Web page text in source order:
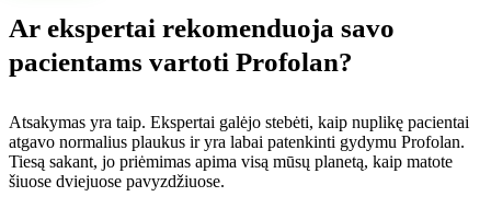
Ar ekspertai rekomenduoja savo
pacientams vartoti Profolan?
Atsakymas yra taip. Ekspertai galėjo stebėti, kaip nuplikę pacientai
atgavo normalius plaukus ir yra labai patenkinti gydymu Profolan.
Tiesą sakant, jo priėmimas apima visą mūsų planetą, kaip matote
šiuose dviejuose pavyzdžiuose.